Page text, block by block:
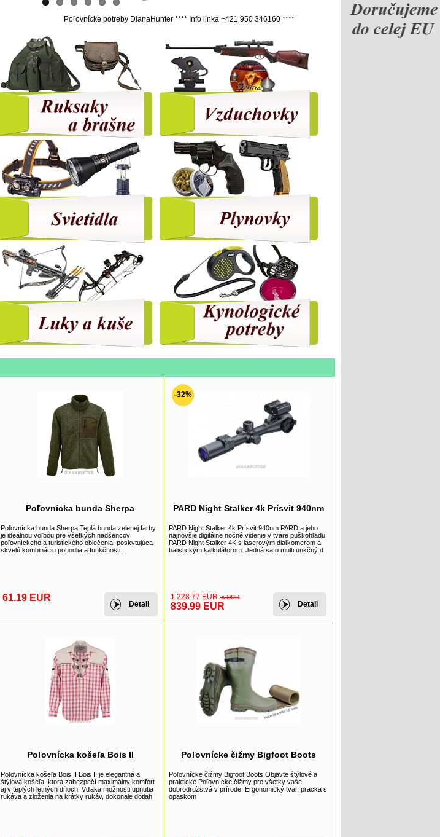
Poľovnícke potreby DianaHunter **** Info linka +421 950 346160 ****
Poľovnícka bunda Sherpa
Poľovnícka bunda Sherpa Teplá bunda zelenej farby
je ideálnou voľbou pre všetkých nadšencov
poľovníckeho a turistického oblečenia, poskytujúca
skvelú kombináciu pohodlia a funkčnosti.
61.19 EUR
Detail
-32%
PARD Night Stalker 4k Prísvit 940nm
PARD Night Stalker 4k Prísvit 940nm PARD a jeho
najnovšie digitálne nočné videnie v tvare puškohľadu
PARD Night Stalker 4K s laserovým diaľkomerom a
balistickým kalkulátorom. Jedná sa o multifunkčný d
1 228.77 EURs DPH
839.99 EUR Detail
Poľovnícka košeľa Bois II
Poľovnícka košeľa Bois II Bois II je elegantná a
štýlová košeľa, ktorá zabezpečí maximálny komfort
aj v teplých letných dňoch. Vďaka možnosti upnutia
rukáva a zloženia na krátky rukáv, dokonale dotiah
Poľovnícke čižmy Bigfoot Boots
Poľovnícke čižmy Bigfoot Boots Objavte štýlové a
praktické Poľovnícke čižmy pre všetky vaše
dobrodružstvá v prírode. Ergonomický tvar, pracka s
opaskom